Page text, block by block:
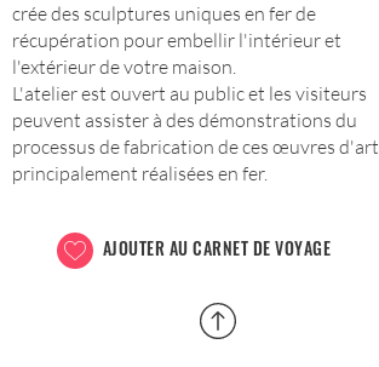
crée des sculptures uniques en fer de
récupération pour embellir l'intérieur et
l'extérieur de votre maison.
L'atelier est ouvert au public et les visiteurs
peuvent assister à des démonstrations du
processus de fabrication de ces œuvres d'art
principalement réalisées en fer.
AJOUTER AU CARNET DE VOYAGE